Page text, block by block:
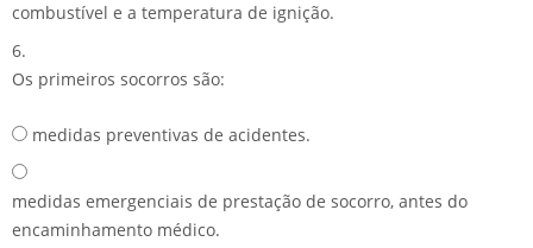
combustível e a temperatura de ignição.
6.
Os primeiros socorros são:
medidas preventivas de acidentes.
medidas emergenciais de prestação de socorro, antes do
encaminhamento médico.